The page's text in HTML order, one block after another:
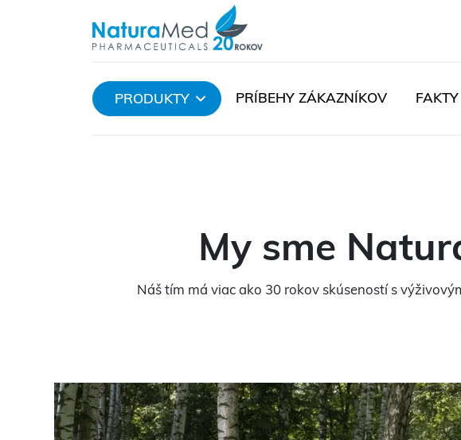
PRODUKTY PRÍBEHY ZÁKAZNÍKOV FAKTY
My sme
Náš tím má viac ako 30 rokov skúseností s